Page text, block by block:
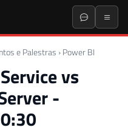
e Palestras › Power BI
vs
-